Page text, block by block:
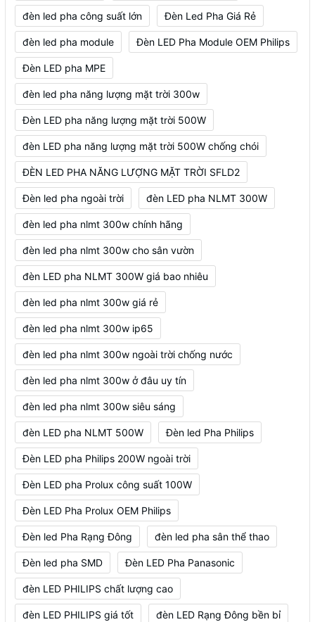
đèn led pha công suất lớn Đèn Led Pha Giá Rẻ
đèn led pha module Đèn LED Pha Module OEM Philips
Đèn LED pha MPE
đèn led pha năng lượng mặt trời 300w
Đèn LED pha năng lượng mặt trời 500W
đèn LED pha năng lượng mặt trời 500W chống chói
ĐÈN LED PHA NĂNG LƯỢNG MẶT TRỜI SFLD2
Đèn led pha ngoài trời đèn LED pha NLMT 300W
đèn led pha nlmt 300w chính hãng
đèn led pha nlmt 300w cho sân vườn
đèn LED pha NLMT 300W giá bao nhiêu
đèn led pha nlmt 300w giá rẻ
đèn led pha nlmt 300w ip65
đèn led pha nlmt 300w ngoài trời chống nước
đèn led pha nlmt 300w ở đâu uy tín
đèn led pha nlmt 300w siêu sáng
đèn LED pha NLMT 500W Đèn led Pha Philips
Đèn LED pha Philips 200W ngoài trời
Đèn LED pha Prolux công suất 100W
Đèn LED Pha Prolux OEM Philips
Đèn led Pha Rạng Đông đèn led pha sân thể thao
Đèn led pha SMD Đèn LED Pha Panasonic
đèn LED PHILIPS chất lượng cao
đèn LED PHILIPS giá tốt đèn LED Rạng Đông bền bỉ